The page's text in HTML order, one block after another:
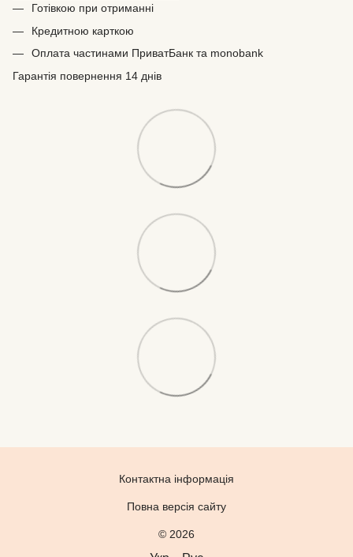
Готівкою при отриманні
Кредитною карткою
Оплата частинами ПриватБанк та monobank
Гарантія повернення 14 днів
Контактна інформація
Повна версія сайту
© 2026